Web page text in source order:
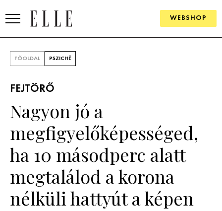
WEBSHOP
SZÉPSÉG
KULTÚRA
ÉLETMÓD
FŐOLDAL PSZICHÉ
FEJTÖRŐ
Nagyon jó a
megfigyelőképességed,
ha 10 másodperc alatt
megtalálod a korona
nélküli hattyút a képen